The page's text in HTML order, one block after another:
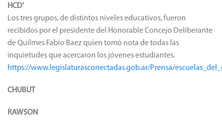
HCD'
Los tres grupos, de distintos niveles educativos, fueron
recibidos por el presidente del Honorable Concejo Deliberante
de Quilmes Fabio Baez quien tomó nota de todas las
inquietudes que acercaron los jóvenes estudiantes.
https://www.legislaturasconectadas.gob.ar/Prensa/
CHUBUT
RAWSON